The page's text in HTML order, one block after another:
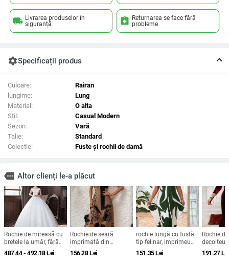
local_shipping Livrarea produselor în
siguranță
assignment_return Returnarea se face fără
probleme
settingsSpecificații produs
Culoare:
Rairan
lungime:
Lung
Material:
O alta
Stil:
Casual Modern
Sezon:
Vară
Talie:
Standard
Colectie:
Fuste și rochii de damă
more Altor clienți le-a plăcut
Rochie de mireasă cu
bretele la umăr, fără
mâneci, talie medie,
fustă tutu, mătase
487.44 - 492.18Lei
Rochie de seară
imprimată din
Brushed Milk Silk, cu
un umăr, decolteu
156.28Lei
rochie lungă cu fustă
tip felinar, imprimeu
geometric, guler
rotund, mâneci scurte,
151.35Lei
Rochie
decolteu
trei
midi,
191.27Lei